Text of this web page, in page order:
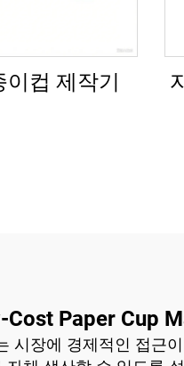
컵 제작기
Paper Cup
시장에 경제적인 접근